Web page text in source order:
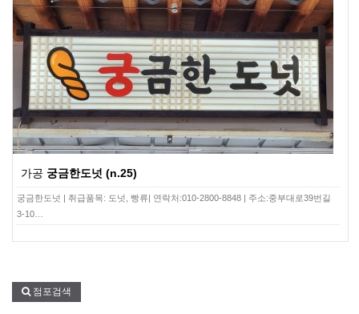
가공 궁금한도넛 (n.25)
궁금한도넛 | 취급품목: 도넛, 빵류​| 연락처:010-2800-8848 | 주소:중부대로39번길
3-10…
점포검색